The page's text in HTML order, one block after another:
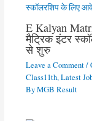
E Kalyan
मैट्रिक इंटर
से शुरु
Leave a Comment /
Class11th,Latest
ByMGB Result